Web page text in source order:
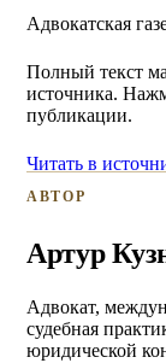
Адвокатская
Полный текст
источника.
публикации.
Читать в
АВТОР
Артур
Адвокат,
судебная
юридической